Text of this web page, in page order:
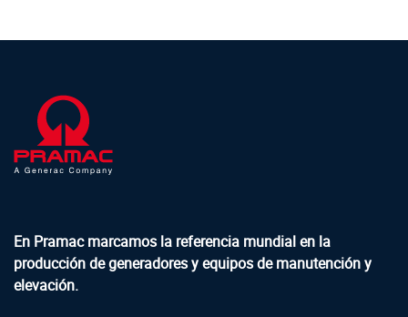
En Pramac marcamos la referencia mundial en la
producción de generadores y equipos de manutención y
elevación.